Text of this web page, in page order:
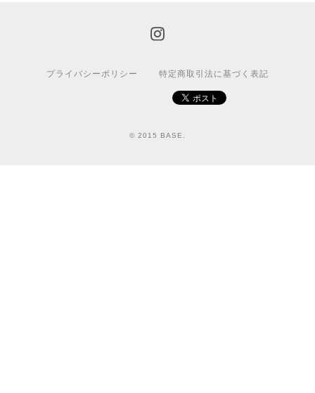
プライバシーポリシー 特定商取引法に基づく表記
© 2015 BASE.